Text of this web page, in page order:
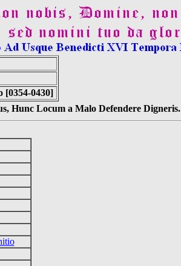
[0354-0430]
Hunc Locum a Malo Defendere Digneris.